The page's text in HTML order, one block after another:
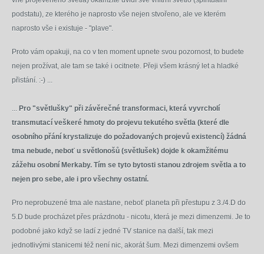
podstatu), ze kterého je naprosto vše nejen stvořeno, ale ve kterém
naprosto vše i existuje - "plave".
Proto vám opakuji, na co v ten moment upnete svou pozornost, to budete
nejen prožívat, ale tam se také i ocitnete. Přeji všem krásný let a hladké
přistání. :-) ...
... Pro "světlušky" při závěrečné transformaci, která vyvrcholí
transmutací veškeré hmoty do projevu tekutého světla (které dle
osobního přání krystalizuje do požadovaných projevů existencí) žádná
tma nebude, neboť u světlonošů (světlušek) dojde k okamžitému
zážehu osobní Merkaby. Tím se tyto bytosti stanou zdrojem světla a to
nejen pro sebe, ale i pro všechny ostatní.
Pro neprobuzené tma ale nastane, neboť planeta při přestupu z 3./4.D do
5.D bude procházet přes prázdnotu - nicotu, která je mezi dimenzemi. Je to
podobné jako když se ladí z jedné TV stanice na další, tak mezi
jednotlivými stanicemi též není nic, akorát šum. Mezi dimenzemi ovšem